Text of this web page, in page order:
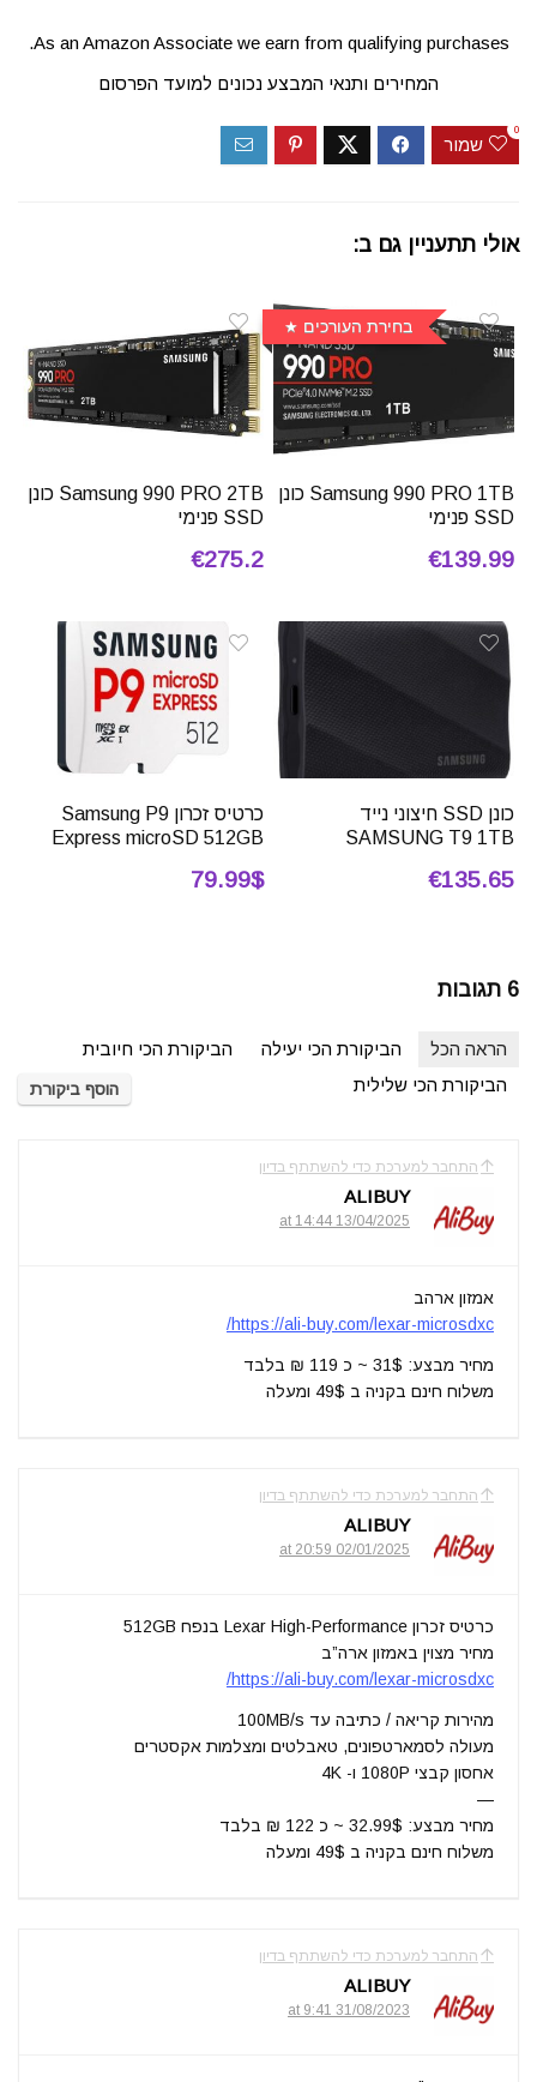
As an Amazon Associate we earn from qualifying purchases.
המחירים ותנאי המבצע נכונים למועד הפרסום
שמור
0
אולי תתעניין גם ב:
בחירת העורכים
Samsung 990 PRO 1TB כונן
SSD פנימי
€139.99
Samsung 990 PRO 2TB כונן
SSD פנימי
€275.2
כונן SSD חיצוני נייד
SAMSUNG T9 1TB
€135.65
כרטיס זכרון Samsung P9
Express microSD 512GB
79.99$
6 תגובות
הראה הכל הביקורת הכי יעילה
הביקורת הכי חיובית
הביקורת הכי שלילית
הוסף ביקורת
התחבר למערכת כדי להשתתף בדיון
ALIBUY
13/04/2025 at 14:44
אמזון ארהב
https://ali-buy.com/lexar-microsdxc/
מחיר מבצע: 31$ ~ כ 119 ₪ בלבד
משלוח חינם בקניה ב 49$ ומעלה
התחבר למערכת כדי להשתתף בדיון
ALIBUY
02/01/2025 at 20:59
כרטיס זכרון Lexar High-Performance בנפח 512GB
מחיר מצוין באמזון ארה”ב
https://ali-buy.com/lexar-microsdxc/
מהירות קריאה / כתיבה עד 100MB/s
מעולה לסמארטפונים, טאבלטים ומצלמות אקסטרים
אחסון קבצי 1080P ו- 4K
—
מחיר מבצע: 32.99$ ~ כ 122 ₪ בלבד
משלוח חינם בקניה ב 49$ ומעלה
התחבר למערכת כדי להשתתף בדיון
ALIBUY
31/08/2023 at 9:41